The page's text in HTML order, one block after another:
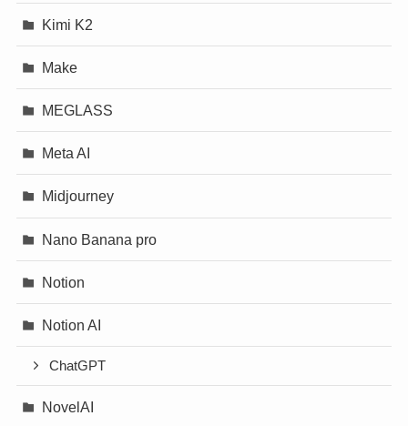
Kimi K2
Make
MEGLASS
Meta AI
Midjourney
Nano Banana pro
Notion
Notion AI
ChatGPT
NovelAI